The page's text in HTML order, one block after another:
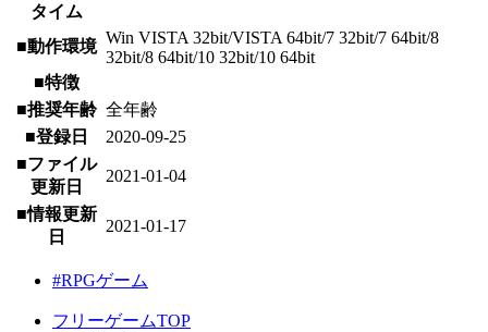
タイム
■動作環境 Win VISTA 32bit/VISTA 64bit/7 32bit/7 64bit/8
32bit/8 64bit/10 32bit/10 64bit
■特徴
■推奨年齢 全年齢
■登録日
2020-09-25
■ファイル
更新日
2021-01-04
■情報更新
日
2021-01-17
#RPGゲーム
フリーゲームTOP